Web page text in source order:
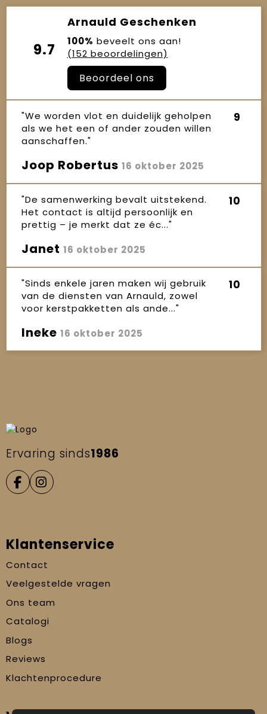
9.7
Arnauld Geschenken
100% beveelt ons aan!
(152 beoordelingen)
Beoordeel ons
"We worden vlot en duidelijk geholpen
als we het een of ander zouden willen
aanschaffen."
9
Joop Robertus 16 oktober 2025
"De samenwerking bevalt uitstekend.
Het contact is altijd persoonlijk en
prettig – je merkt dat ze éc..."
10
Janet 16 oktober 2025
"Sinds enkele jaren maken wij gebruik
van de diensten van Arnauld, zowel
voor kerstpakketten als ande..."
10
Ineke 16 oktober 2025
Ervaring sinds1986
Klantenservice
Contact
Veelgestelde vragen
Ons team
Catalogi
Blogs
Reviews
Klachtenprocedure